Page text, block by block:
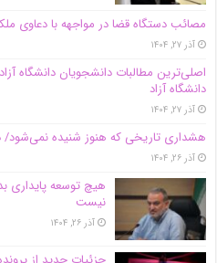
مصائب دستگاه قضا در مواجهه با دعاوی
آذر ۲۷, ۱۴۰۴
اصلی‌ترین مطالبات دانشجویان دانشگاه
دانشگاه آز‌اد
آذر ۲۷, ۱۴۰۴
هشداری تاریخی که هنوز شنیده نمی‌شود/
آذر ۲۶, ۱۴۰۴
هیچ توسعه پایداری
نیست
آذر ۲۶, ۱۴۰۴